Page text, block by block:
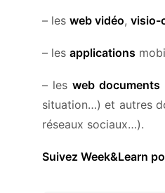
– les web vidéo, visio-
– les applications
– les web documents
situation…) et autres
réseaux sociaux…).
Suivez Week&Learn